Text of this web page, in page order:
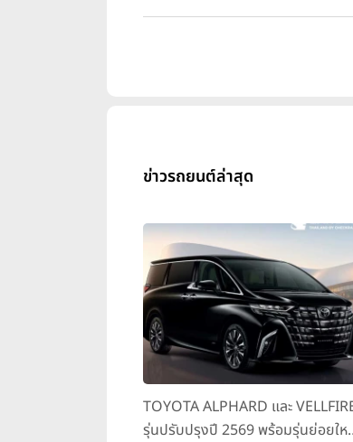
ข่าวรถยนต์ล่าสุด
TOYOTA ALPHARD และ
รุ่นปรับปรุงปี 2569 พร้อมรุ่นย่อยให